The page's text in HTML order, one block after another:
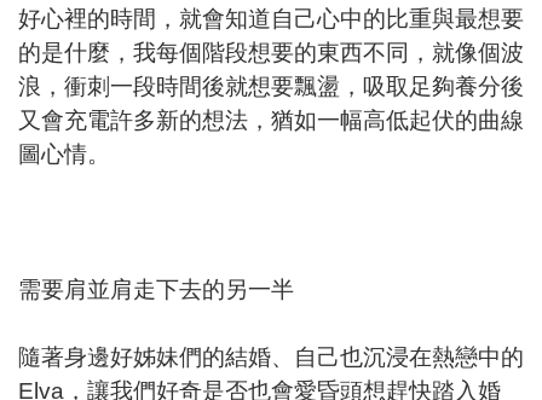
好心裡的時間，就會知道自己心中的比重與最想要
的是什麼，我每個階段想要的東西不同，就像個波
浪，衝刺一段時間後就想要飄盪，吸取足夠養分後
又會充電許多新的想法，猶如一幅高低起伏的曲線
圖心情。
需要肩並肩走下去的另一半
隨著身邊好姊妹們的結婚、自己也沉浸在熱戀中的
Elva，讓我們好奇是否也會愛昏頭想趕快踏入婚